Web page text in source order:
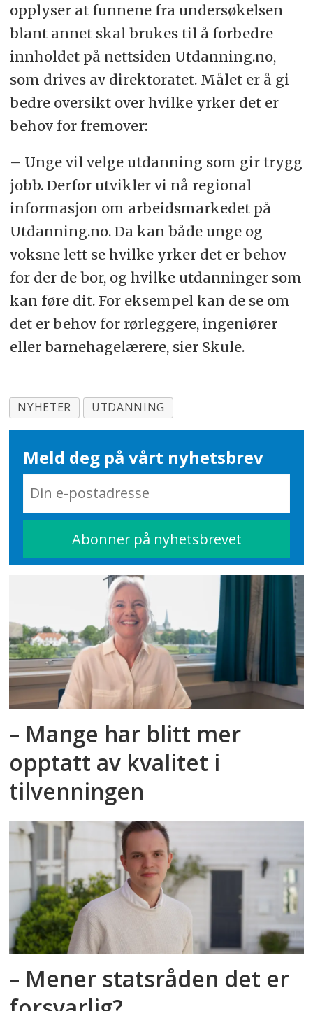
opplyser at funnene fra undersøkelsen
blant annet skal brukes til å forbedre
innholdet på nettsiden Utdanning.no,
som drives av direktoratet. Målet er å gi
bedre oversikt over hvilke yrker det er
behov for fremover:
– Unge vil velge utdanning som gir trygg
jobb. Derfor utvikler vi nå regional
informasjon om arbeidsmarkedet på
Utdanning.no. Da kan både unge og
voksne lett se hvilke yrker det er behov
for der de bor, og hvilke utdanninger som
kan føre dit. For eksempel kan de se om
det er behov for rørleggere, ingeniører
eller barnehagelærere, sier Skule.
NYHETER UTDANNING
Meld deg på vårt nyhetsbrev
– Mange har blitt mer
opptatt av kvalitet i
tilvenningen
– Mener statsråden det er